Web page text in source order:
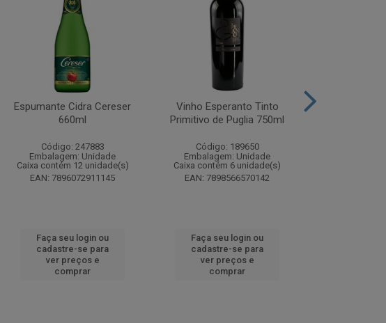
Espumante Cidra Cereser
660ml
Código: 247883
Embalagem: Unidade
Caixa contém 12 unidade(s)
EAN: 7896072911145
Faça seu login ou
cadastre-se para
ver preços e
comprar
Vinho Esperanto Tinto
Primitivo de Puglia 750ml
Código: 189650
Embalagem: Unidade
Caixa contém 6 unidade(s)
EAN: 7898566570142
Faça seu login ou
cadastre-se para
ver preços e
comprar